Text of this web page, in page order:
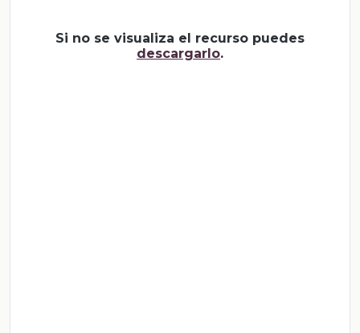
Si no se visualiza el recurso puedes
descargarlo.